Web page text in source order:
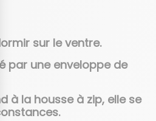
sur le ventre.
par une enveloppe de
à la housse à zip, elle se